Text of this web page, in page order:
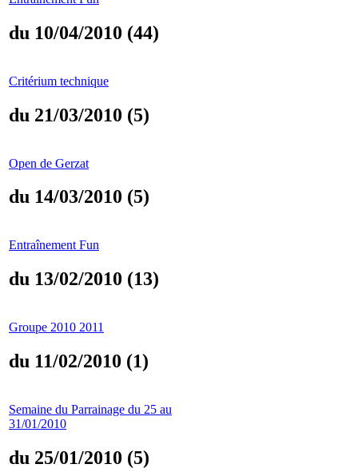
du 10/04/2010 (44)
Critérium technique
du 21/03/2010 (5)
Open de Gerzat
du 14/03/2010 (5)
Entraînement Fun
du 13/02/2010 (13)
Groupe 2010 2011
du 11/02/2010 (1)
Semaine du Parrainage du 25 au
31/01/2010
du 25/01/2010 (5)